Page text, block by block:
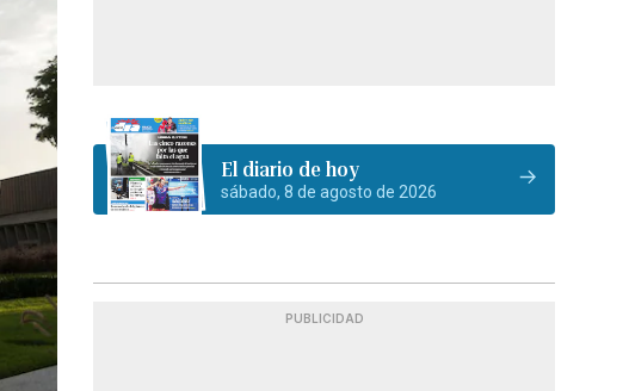
El diario de hoy
sábado, 8 de agosto de 2026
PUBLICIDAD